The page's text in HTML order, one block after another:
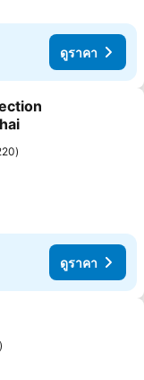
ดูราคา
รโปรด
ดูราคา
รโปรด